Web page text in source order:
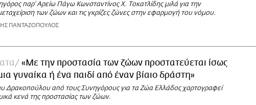
παρ’ Αρείω Πάγω Κωνσταντίνος Χ. Τοκατλίδης μιλά για την
των ζώων και τις γκρίζες ζώνες στην εφαρμογή του νόμου.
ΠΑΝΤΑΖΟΠΟΥΛΟΣ
«Με την προστασία των ζώων προστατεύεται ίσως
γυναίκα ή ένα παιδί από έναν βίαιο δράστη»
Δρακοπούλου από τους Συνηγόρους για τα Ζώα Ελλάδος χαρτογραφεί
κενά της προστασίας των ζώων.